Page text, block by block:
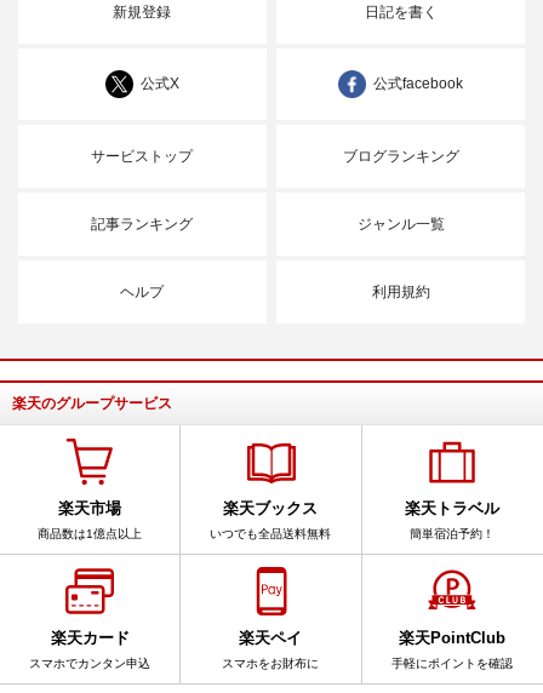
新規登録 日記を書く
公式X 公式facebook
サービストップ ブログランキング
記事ランキング ジャンル一覧
ヘルプ 利用規約
楽天のグループサービス
楽天市場
商品数は1億点以上
楽天ブックス
いつでも全品送料無料
楽天トラベル
簡単宿泊予約！
楽天カード
スマホでカンタン申込
楽天ペイ
スマホをお財布に
楽天PointClub
手軽にポイントを確認